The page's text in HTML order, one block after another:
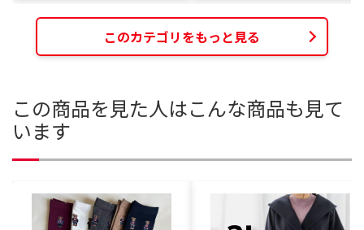
このカテゴリをもっと見る
この商品を見た人はこんな商品も見て
います